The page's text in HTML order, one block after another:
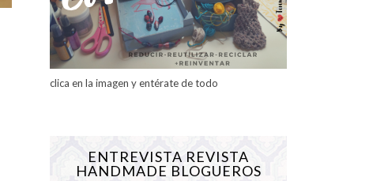
clica en la imagen y entérate de todo
ENTREVISTA REVISTA
HANDMADE BLOGUEROS